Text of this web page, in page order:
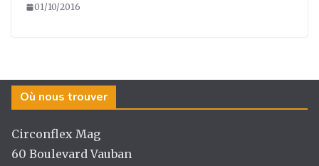
01/10/2016
Où nous trouver
Circonflex Mag
60 Boulevard Vauban